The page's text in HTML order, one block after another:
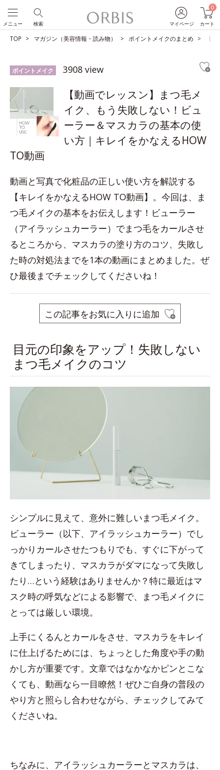
マイページ
0
カート
検索
メニュー
TOP マガジン（美容情報・読み物） ポイントメイクのまとめ 【
ポイントメイク 3908 view
【動画でレッスン】まつ毛メ
イク、もう失敗しない！ビュ
ーラー＆マスカラの基本の使
い方｜キレイをかなえるHOW
TO動画
動画と写真で化粧品の正しい使い方を解説する
【キレイをかなえるHOW TO動画】。今回は、ま
つ毛メイクの基本をお伝えします！ビューラー
（アイラッシュカーラー）でまつ毛をカールさせ
るところから、マスカラの塗り方のコツ、失敗し
た時の対処法までを1本の動画にまとめました。ぜ
ひ最後までチェックしてくださいね！
この記事をお気に入りに追加
目元の印象をアップ！失敗しない
まつ毛メイクのコツ
シンプルに見えて、意外に難しいまつ毛メイク。
ビューラー（以下、アイラッシュカーラー）でし
っかりカールさせたつもりでも、すぐに下がって
きてしまったり、マスカラがダマになって失敗し
たり…という経験はありませんか？特に最近はマ
スク時の呼気などによる影響で、まつ毛メイクに
とっては厳しい環境。
上手にくるんとカールをさせ、マスカラをキレイ
に仕上げるためには、ちょっとした角度や手の動
かし方が重要です。文章ではなかなかピンとこな
くても、動画なら一目瞭然！ぜひご自身の普段の
やり方と照らし合わせながら、チェックしてみて
くださいね。
ちなみに、アイラッシュカーラーとマスカラは、